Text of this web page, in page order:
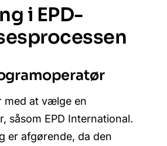
i EPD-
med at vælge en
såsom EPD International.
er afgørende, da den